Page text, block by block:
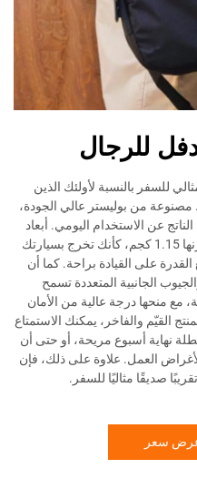
لأولئك الذين
عالي الجودة،
اليومي. أبعاد
× 54سم، ووزنها 1.15 كجم، كأنك تخرج بسيارتك
براحة. كما أن
المتعددة تسمح
عالية من الأمان
يمكنك الاستمتاع
مريحة، أو حتى أن
على ذلك، فإن
للسفر.